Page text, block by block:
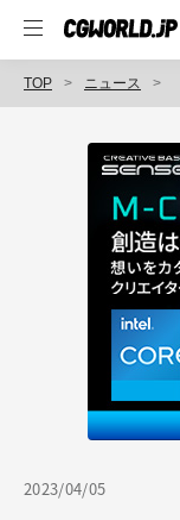
TOP ニュース
2023/04/05